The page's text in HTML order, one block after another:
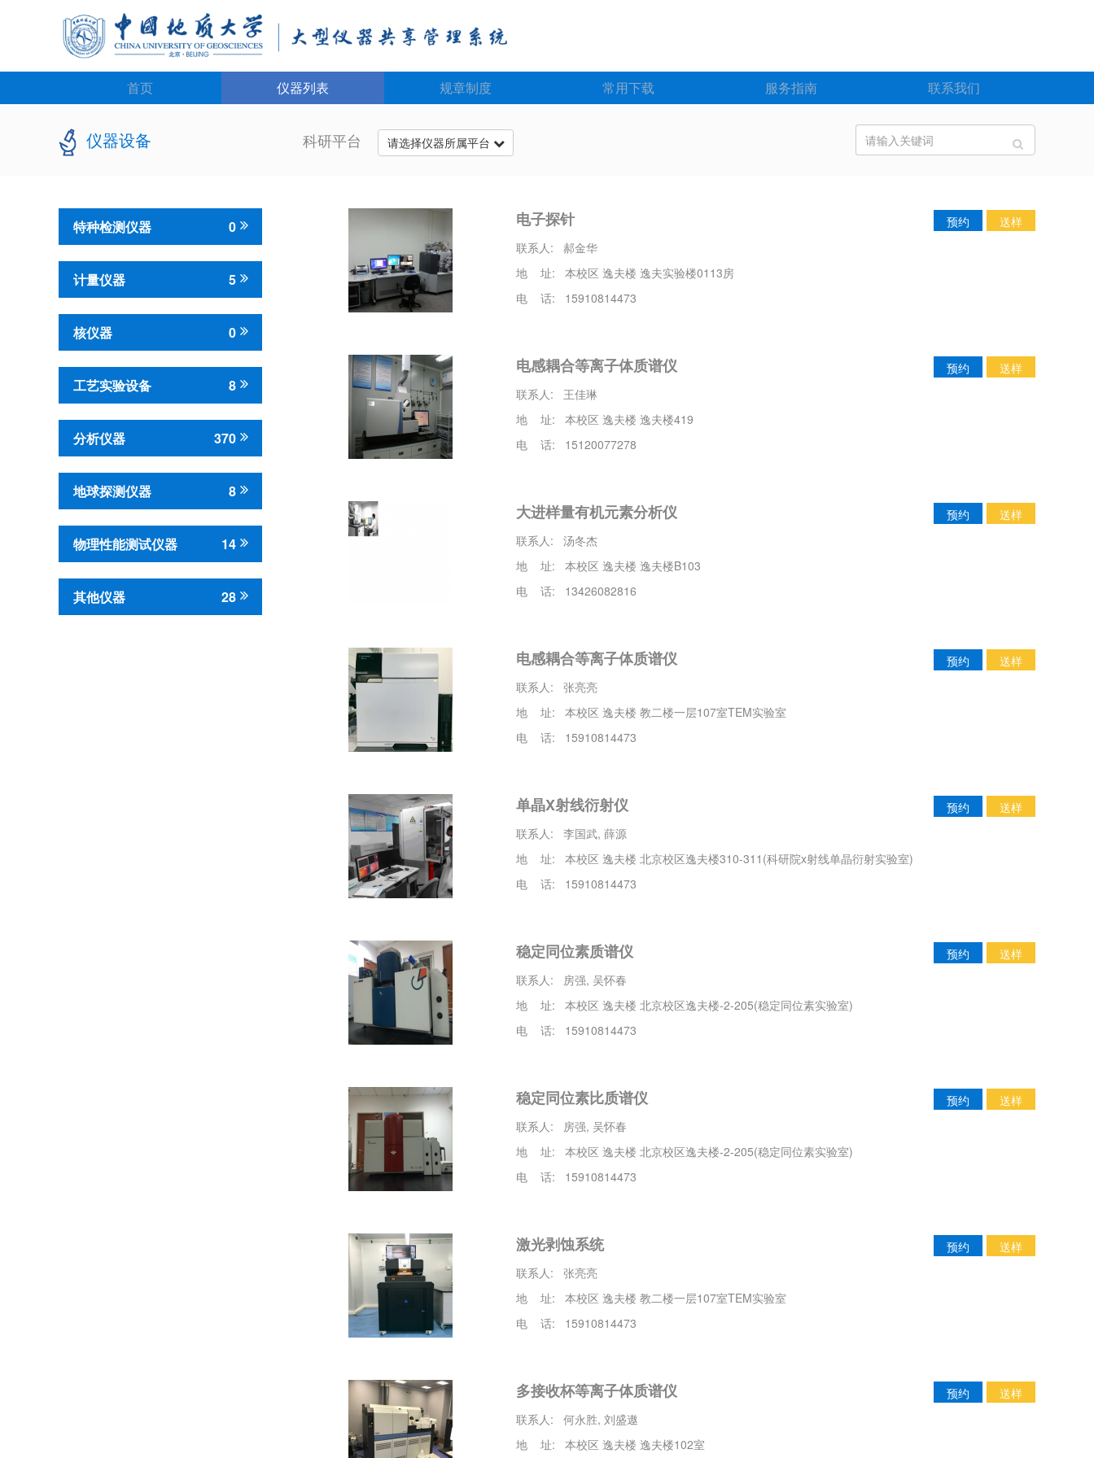
首页 仪器列表 规章制度 常用下载 服务指南 联系我们
仪器设备 科研平台 请选择仪器所属平台
特种检测仪器 0
计量仪器 5
核仪器 0
工艺实验设备 8
分析仪器 370
地球探测仪器 8
物理性能测试仪器 14
其他仪器 28
电子探针 预约
送样
联系人: 郝金华
地 址: 本校区 逸夫楼 逸夫实验楼0113房
电 话: 15910814473
电感耦合等离子体质谱仪 预约
送样
联系人: 王佳琳
地 址: 本校区 逸夫楼 逸夫楼419
电 话: 15120077278
大进样量有机元素分析仪 预约
送样
联系人: 汤冬杰
地 址: 本校区 逸夫楼 逸夫楼B103
电 话: 13426082816
电感耦合等离子体质谱仪 预约
送样
联系人: 张亮亮
地 址: 本校区 逸夫楼 教二楼一层107室TEM实验室
电 话: 15910814473
单晶X射线衍射仪 预约
送样
联系人: 李国武, 薛源
地 址: 本校区 逸夫楼 北京校区逸夫楼310-311(科研院x射线单晶衍射实验室)
电 话: 15910814473
稳定同位素质谱仪 预约
送样
联系人: 房强, 吴怀春
地 址: 本校区 逸夫楼 北京校区逸夫楼-2-205(稳定同位素实验室)
电 话: 15910814473
稳定同位素比质谱仪 预约
送样
联系人: 房强, 吴怀春
地 址: 本校区 逸夫楼 北京校区逸夫楼-2-205(稳定同位素实验室)
电 话: 15910814473
激光剥蚀系统 预约
送样
联系人: 张亮亮
地 址: 本校区 逸夫楼 教二楼一层107室TEM实验室
电 话: 15910814473
多接收杯等离子体质谱仪 预约
送样
联系人: 何永胜, 刘盛遨
地 址: 本校区 逸夫楼 逸夫楼102室